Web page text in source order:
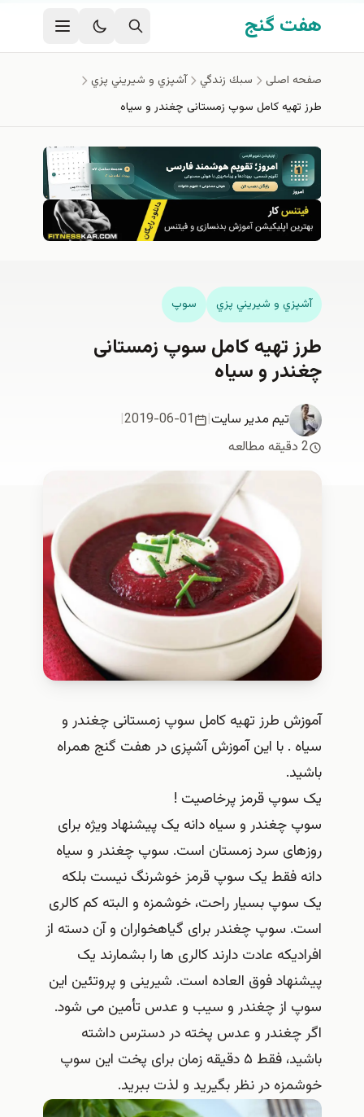
رفتن به محتوای اصلی
هفت گنج
صفحه اصلی سبك زندگي
آشپزي و شيريني پزي
طرز تهیه کامل سوپ زمستانی چغندر و سیاه
آشپزي و شيريني پزي سوپ
طرز تهیه کامل سوپ زمستانی
چغندر و سیاه
تیم مدیر سایت|
2019-06-01
|
2 دقیقه مطالعه
آموزش طرز تهیه کامل سوپ زمستانی چغندر و
سیاه . با این آموزش آشپزی در هفت گنج همراه
باشید.
یک سوپ قرمز پرخاصیت !
سوپ چغندر و سیاه دانه یک پیشنهاد ویژه برای
روزهای سرد زمستان است. سوپ چغندر و سیاه
دانه فقط یک سوپ قرمز خوشرنگ نیست بلکه
یک سوپ بسیار راحت، خوشمزه و البته کم کالری
است. سوپ چغندر برای گیاهخواران و آن دسته از
افرادیکه عادت دارند کالری ها را بشمارند یک
پیشنهاد فوق العاده است. شیرینی و پروتئین این
سوپ از چغندر و سیب و عدس تأمین می شود.
اگر چغندر و عدس پخته در دسترس داشته
باشید، فقط ۵ دقیقه زمان برای پخت این سوپ
خوشمزه در نظر بگیرید و لذت ببرید.